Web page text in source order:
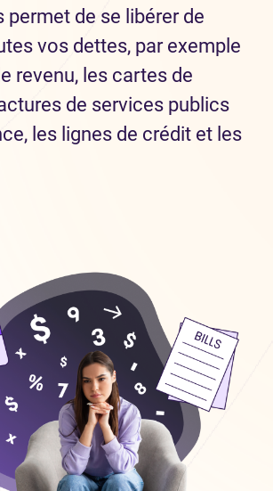
permet de se libérer de
vos dettes, par exemple
revenu, les cartes de
de services publics
les lignes de crédit et les